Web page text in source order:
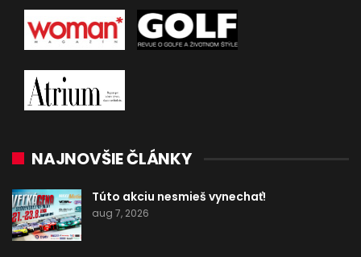
NAJNOVŠIE ČLÁNKY
Túto akciu nesmieš vynechať!
aug 7, 2026